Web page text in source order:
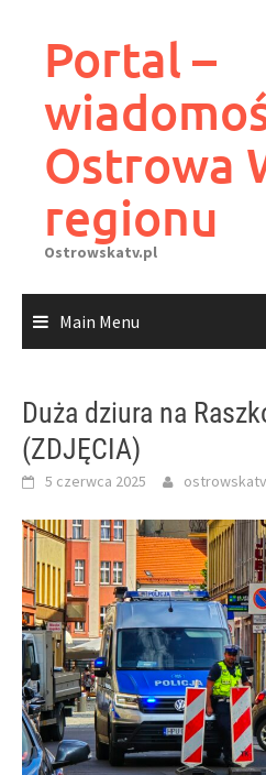
contentPortal –
Ostrowa
regionu
Ostrowskatv.pl
Main Menu
Duża dziura na
(ZDJĘCIA)
5 czerwca 2025 ostrowskatv